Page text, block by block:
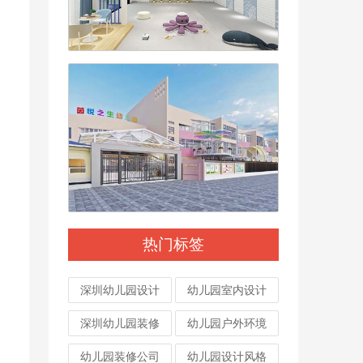
热门标签
深圳幼儿园设计 幼儿园室内设计
深圳幼儿园装修 幼儿园户外环境
幼儿园装修公司 幼儿园设计风格